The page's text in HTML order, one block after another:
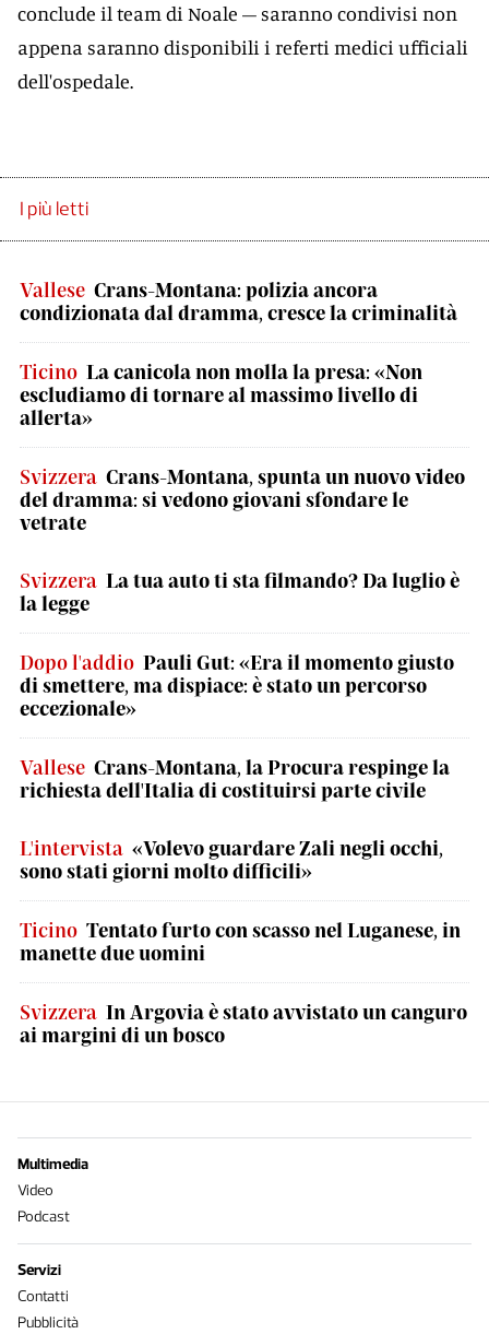
conclude il team di Noale – saranno condivisi non
appena saranno disponibili i referti medici ufficiali
dell'ospedale.
I più letti
Vallese Crans-Montana: polizia ancora
condizionata dal dramma, cresce la criminalità
Ticino La canicola non molla la presa: «Non
escludiamo di tornare al massimo livello di
allerta»
Svizzera Crans-Montana, spunta un nuovo video
del dramma: si vedono giovani sfondare le
vetrate
Svizzera La tua auto ti sta filmando? Da luglio è
la legge
Dopo l'addio Pauli Gut: «Era il momento giusto
di smettere, ma dispiace: è stato un percorso
eccezionale»
Vallese Crans-Montana, la Procura respinge la
richiesta dell'Italia di costituirsi parte civile
L'intervista «Volevo guardare Zali negli occhi,
sono stati giorni molto difficili»
Ticino Tentato furto con scasso nel Luganese, in
manette due uomini
Svizzera In Argovia è stato avvistato un canguro
ai margini di un bosco
Multimedia
Video
Podcast
Servizi
Contatti
Pubblicità